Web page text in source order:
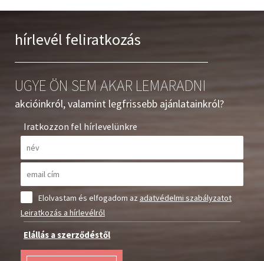
hírlevél feliratkozás
UGYE ÖN SEM AKAR LEMARADNI
akcióinkról, valamint legfrissebb ajánlatainkról?
Iratkozzon fel hírlevelünkre
Elolvastam és elfogadom azadatvédelmi szabályzatot
Leiratkozás a hírlevélről
Elállás a szerződéstől